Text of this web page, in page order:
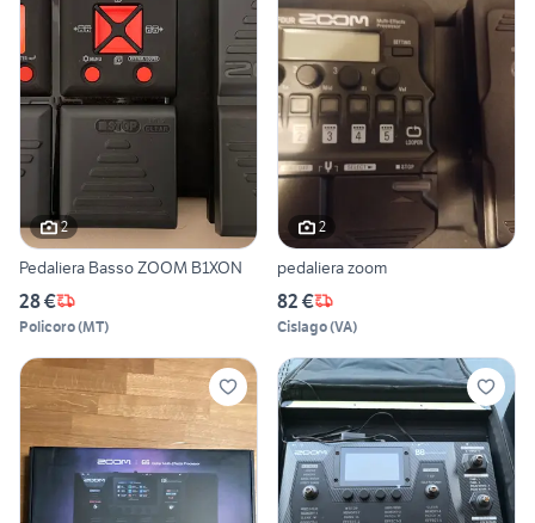
2
Pedaliera Basso ZOOM B1XON
28 €
Policoro(MT)
2
pedaliera zoom
82 €
Cislago(VA)